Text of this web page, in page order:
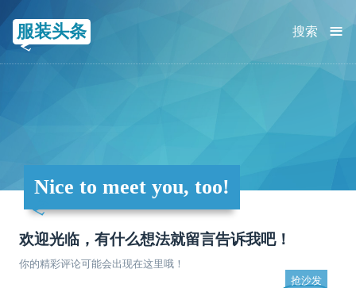
服装头条 ≡
搜索
Nice to meet you, too!
欢迎光临，有什么想法就留言告诉我吧！
你的精彩评论可能会出现在这里哦！
抢沙发